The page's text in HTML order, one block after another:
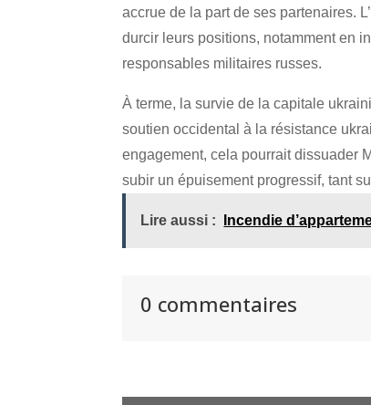
accrue de la part de ses partenaires.
durcir leurs positions, notamment en
responsables militaires russes.
À terme, la survie de la capitale
soutien occidental à la résistance
engagement, cela pourrait dissuader
subir un épuisement progressif, tant
Lire aussi : Incendie
0 commentaires